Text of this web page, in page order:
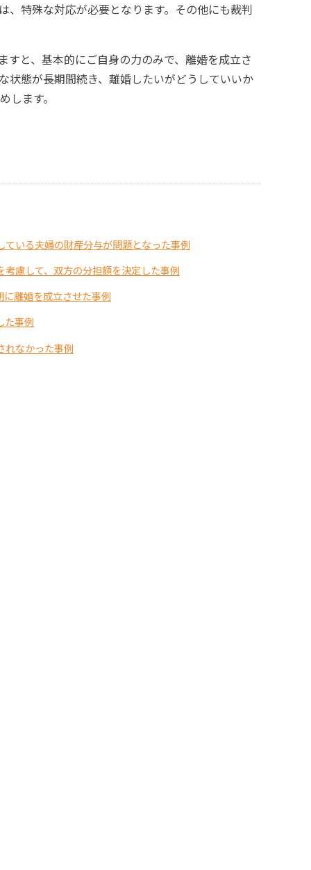
、特殊な対応が必要となります。その他にも裁判
と、基本的にご自身の力のみで、離婚を成立さ
状態が長期間続き、離婚したいがどうしていいか
ます。
いる夫婦の財産分与が問題となった事例
慮して、双方の分担額を決定した事例
離婚を成立させた事例
た事例
れなかった事例